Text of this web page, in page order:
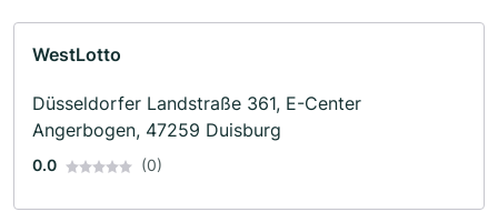
WestLotto
Düsseldorfer Landstraße 361, E-Center
Angerbogen, 47259 Duisburg
0.0 (0)